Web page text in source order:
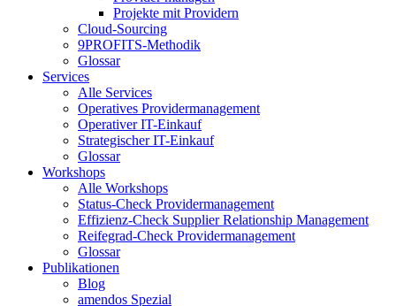
Projekte mit Providern
Cloud-Sourcing
9PROFITS-Methodik
Glossar
Services
Alle Services
Operatives Providermanagement
Operativer IT-Einkauf
Strategischer IT-Einkauf
Glossar
Workshops
Alle Workshops
Status-Check Providermanagement
Effizienz-Check Supplier Relationship Management
Reifegrad-Check Providermanagement
Glossar
Publikationen
Blog
amendos Spezial